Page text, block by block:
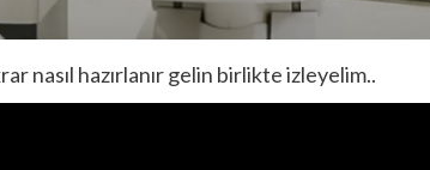
nasıl hazırlanır gelin birlikte izleyelim..